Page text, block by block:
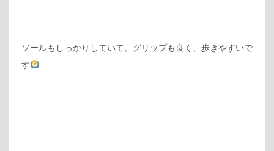
ソールもしっかりしていて、グリップも良く、歩きやすいで
す